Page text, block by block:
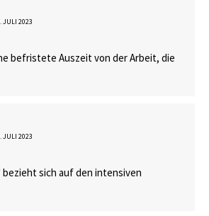
JULI 2023
befristete Auszeit von der Arbeit, die
JULI 2023
bezieht sich auf den intensiven